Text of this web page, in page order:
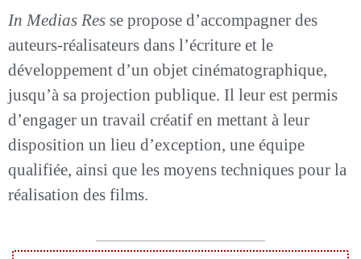
In Medias Res se propose d’accompagner des
auteurs-réalisateurs dans l’écriture et le
développement d’un objet cinématographique,
jusqu’à sa projection publique. Il leur est permis
d’engager un travail créatif en mettant à leur
disposition un lieu d’exception, une équipe
qualifiée, ainsi que les moyens techniques pour la
réalisation des films.